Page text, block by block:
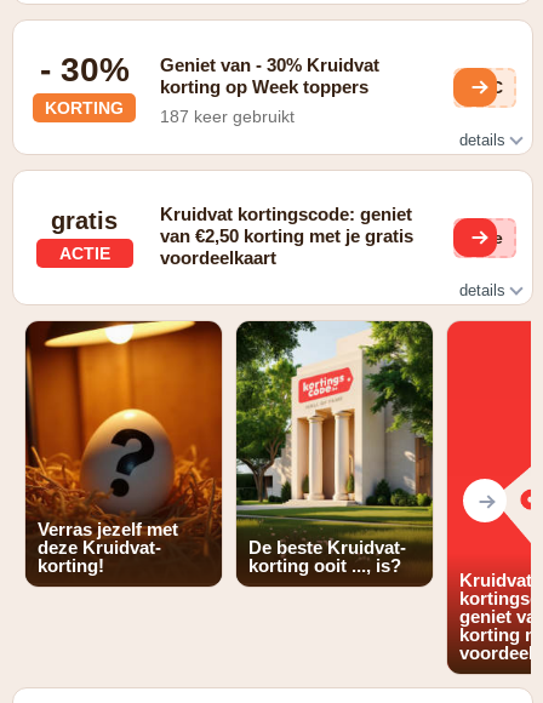
- 30%
KORTING
Geniet van - 30% Kruidvat
korting op Week toppers
187 keer gebruikt
uGC
details
gratis
ACTIE
Kruidvat kortingscode: geniet
van €2,50 korting met je gratis
voordeelkaart
(ge
details
€2,50 korting bij gebruik van de gratis voordeelkaart
Verras jezelf met
deze Kruidvat-
korting!
De beste Kruidvat-
korting ooit ..., is?
Kruidvat
geniet
korting